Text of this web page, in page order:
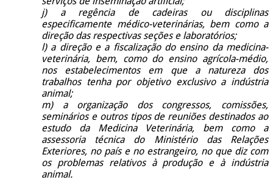
j) a regência de cadeiras ou disciplinas
especificamente médico-veterinárias, bem como a
direção das respectivas seções e laboratórios;
l) a direção e a fiscalização do ensino da medicina-
veterinária, bem, como do ensino agrícola-médio,
nos estabelecimentos em que a natureza dos
trabalhos tenha por objetivo exclusivo a indústria
animal;
m) a organização dos congressos, comissões,
seminários e outros tipos de reuniões destinados ao
estudo da Medicina Veterinária, bem como a
assessoria técnica do Ministério das Relações
Exteriores, no país e no estrangeiro, no que diz com
os problemas relativos à produção e à indústria
animal.